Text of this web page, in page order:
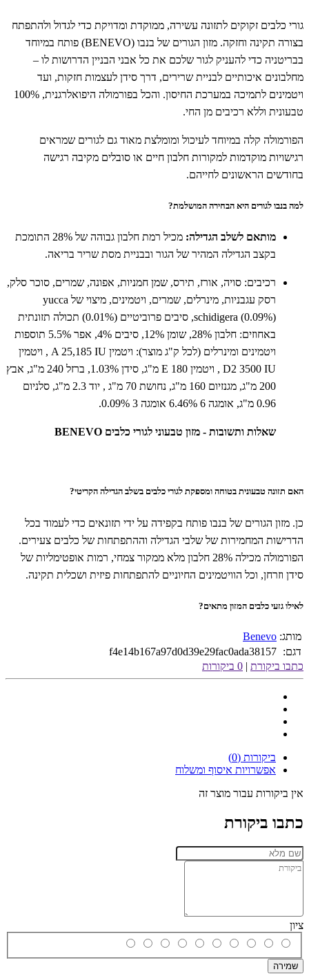
גורי כלבים זקוקים לתזונה עשירה, ממוקדת ומדויקת כדי לגדול ולהתפתח
בצורה תקינה וחזקה. מזון הגורים של בנבו (BENEVO) פותח במיוחד
בבריטניה כדי להעניק לגור שלכם את כל אבני הבניין הדרושות לו –
מחלבונים איכותיים לבניית שרירים, דרך סידן לעצמות חזקות, ועד
ויטמינים לתמיכה במערכת החיסון. והכל בפורמולה היפואלרגנית, 100%
טבעונית וללא רכיבים מן החי.
הפורמולה קלה במיוחד לעיכול ומומלצת מאוד גם לגורים שמראים
רגישויות מוקדמות למקורות חלבון חיים או סובלים מקיבה רגישה
בחודשים הראשונים לחייהם.
למה בנבו לגורים היא הבחירה המושלמת?
מותאם לשלב הגדילה:
מכיל רמת חלבון גבוהה של 28% התומכת
בקצב הגדילה המהיר של הגור ובבניית מסת שריר בריאה.
רכיבים: סויה, אורז, תירס, שמן חמניות, אפונה, שמרים, סוכר סלק,
רסק עגבניות, מינרלים, שמרים, ויטמינים, מיצוי של yucca
schidigera (0.09%), סיבים פרוביטיים (0.01%) תכולה תזונתית
באחוזים: חלבון 28%, שומן 12%, סיבים 4%, אפר 5.5% תוספות
ויטמינים ומינרלים (לכל ק"ג מוצר): ויטמין A 25,185 IU , ויטמין
D2 3500 IU , ויטמין E 180 מ"ג, סידן 1.03%, ברזל 240 מ"ג, אבץ
200 מ"ג, מגנזיום 160 מ"ג, נחושת 70 מ"ג , יוד 2.3 מ"ג, סלניום
0.96 מ"ג, אומגה 6 6.46% אומגה 3 0.09%.
שאלות ותשובות - מזון טבעוני לגורי כלבים BENEVO
האם תזונה טבעונית בטוחה ומספקת לגורי כלבים בשלב הגדילה הקריטי?
כן. מזון הגורים של בנבו פותח בקפידה על ידי תזונאים כדי לעמוד בכל
הדרישות המחמירות של שלבי הגדילה וההתפתחות של כלבים צעירים.
הפורמולה מכילה 28% חלבון מלא ממקור צמחי, רמות אופטימליות של
סידן וזרחן, וכל הוויטמינים החיוניים להתפתחות פיזית ושכלית תקינה.
לאילו גזעי כלבים המזון מתאים?
מותג: Benevo
דגם: f4e14b167a97d0d39e29fac0ada38157
כתבו ביקורת | 0 ביקורות
ביקורות (0)
אפשרויות איסוף ומשלוח
אין ביקורות עבור מוצר זה
כתבו ביקורת
ציון
שמירה